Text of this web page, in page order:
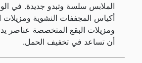
الملابس سلسة وتبدو جديدة. في
أكياس المجففات النشوية
ومزيلات البقع المتخصصة عناصر
أن تساعد في تخفيف الحمل.